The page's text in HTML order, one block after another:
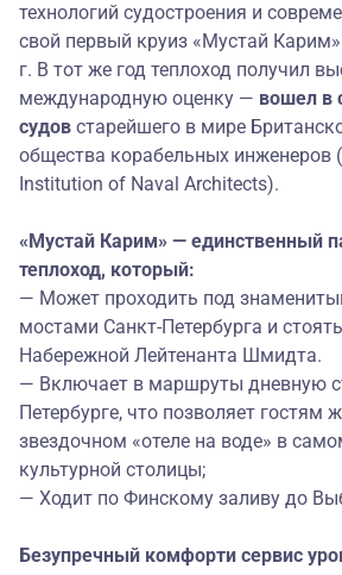
технологий судостроения и
свой первый круиз «Мустай
г. В тот же год теплоход получил
международную оценку — вошел в
судов старейшего в мире
общества корабельных инженеров
Institution of Naval Architects).
«Мустай Карим» — единственный
теплоход, который:
— Может проходить под
мостами Санкт-Петербурга и
Набережной Лейтенанта Шмидта.
— Включает в маршруты дневную
Петербурге, что позволяет гостям
звездочном «отеле на воде» в
культурной столицы;
— Ходит по Финскому заливу до
Безупречный комфорти сервис